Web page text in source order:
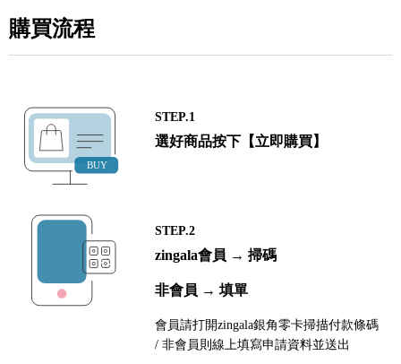
購買流程
STEP.1
選好商品按下【立即購買】
STEP.2
zingala會員 → 掃碼
非會員 → 填單
會員請打開zingala銀角零卡掃描付款條碼
/ 非會員則線上填寫申請資料並送出